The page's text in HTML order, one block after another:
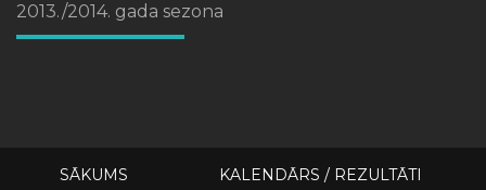
2013./2014. gada sezona
SĀKUMS KALENDĀRS / REZULTĀTI